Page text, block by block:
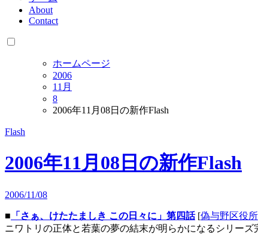
About
Contact
ホームページ
2006
11月
8
2006年11月08日の新作Flash
Flash
2006年11月08日の新作Flash
2006/11/08
■ 「さぁ、けたたましき この日々に」第四話[偽与野区役所
ニワトリの正体と若葉の夢の結末が明らかになるシリーズ